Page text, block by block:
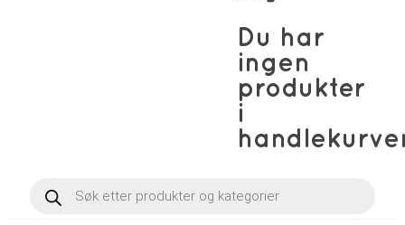
Products
Du har
ingen
produkter
i